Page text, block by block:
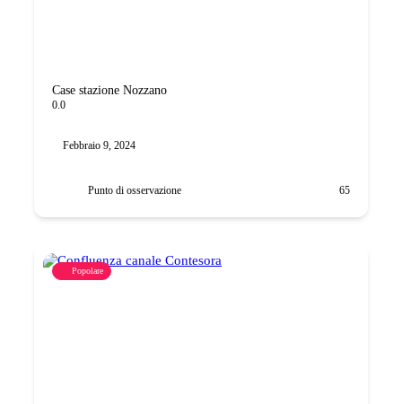
Case stazione Nozzano
0.0
Febbraio 9, 2024
Punto di osservazione 65
Popolare